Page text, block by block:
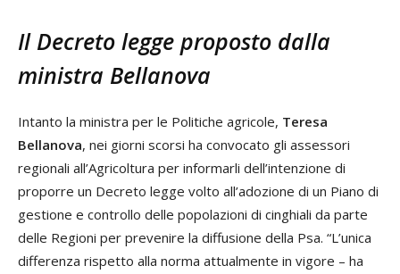
Il Decreto legge proposto dalla
ministra Bellanova
Intanto la ministra per le Politiche agricole, Teresa
Bellanova, nei giorni scorsi ha convocato gli assessori
regionali all’Agricoltura per informarli dell’intenzione di
proporre un Decreto legge volto all’adozione di un Piano di
gestione e controllo delle popolazioni di cinghiali da parte
delle Regioni per prevenire la diffusione della Psa. “L’unica
differenza rispetto alla norma attualmente in vigore – ha